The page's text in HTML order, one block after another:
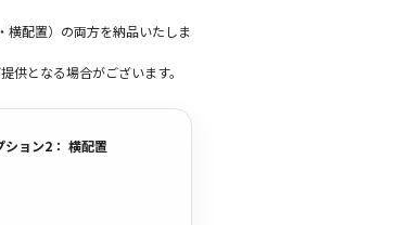
配置）の両方を納品いたしま
となる場合がございます。
ション2： 横配置